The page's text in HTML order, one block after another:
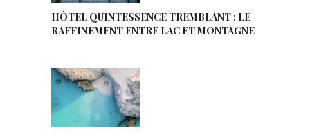
HÔTEL QUINTESSENCE TREMBLANT : LE
RAFFINEMENT ENTRE LAC ET MONTAGNE